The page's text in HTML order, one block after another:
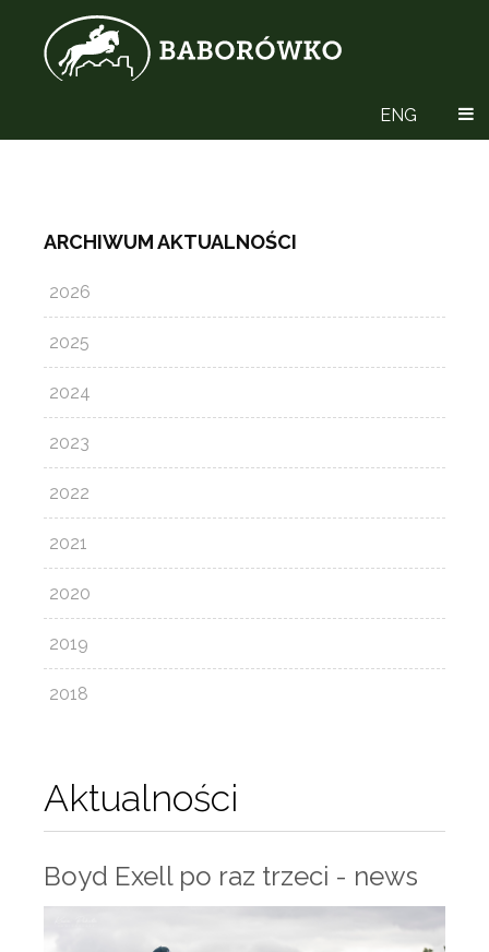
ENG
Aktualności
Boyd Exell po raz trzeci - news
ARCHIWUM AKTUALNOŚCI
2026
2025
2024
2023
2022
2021
2020
2019
2018